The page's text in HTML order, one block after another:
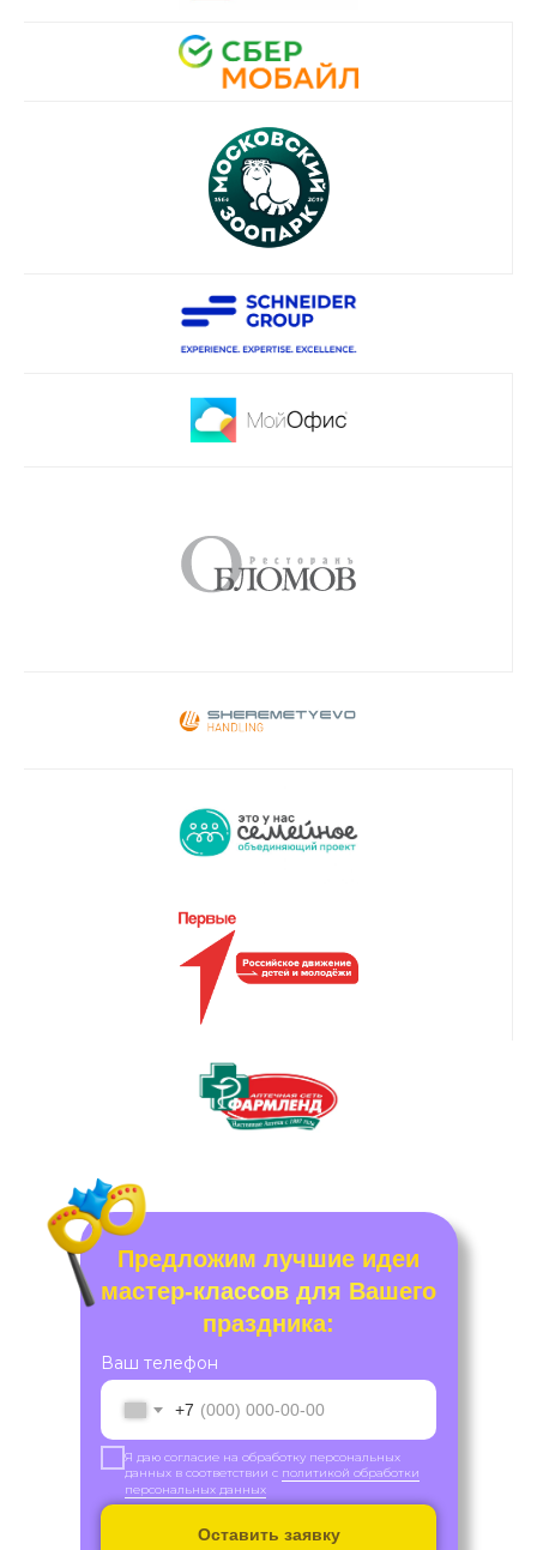
Предложим лучшие идеи
мастер-классов для Вашего
праздника:
Ваш телефон
+7
Я даю согласие на обработку персональных
данных в соответствии с политикой обработки
персональных данных
Оставить заявку